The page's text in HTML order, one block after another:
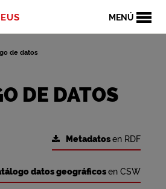
MENÚ
de datos
DE DATOS
Metadatosen RDF
datos geográficosen CSW